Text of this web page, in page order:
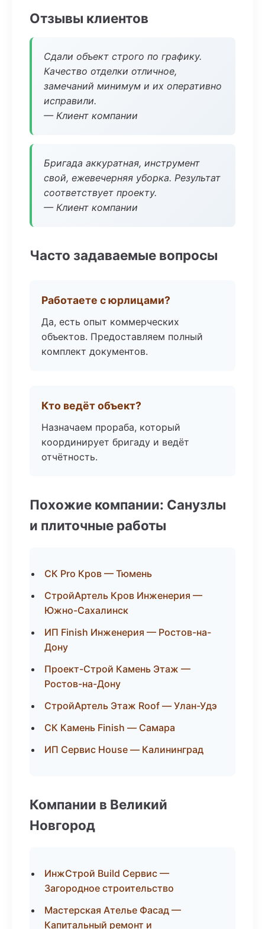
Отзывы клиентов
Сдали объект строго по графику.
Качество отделки отличное,
замечаний минимум и их оперативно
исправили.
— Клиент компании
Бригада аккуратная, инструмент
свой, ежевечерняя уборка. Результат
соответствует проекту.
— Клиент компании
Часто задаваемые вопросы
Работаете с юрлицами?
Да, есть опыт коммерческих
объектов. Предоставляем полный
комплект документов.
Кто ведёт объект?
Назначаем прораба, который
координирует бригаду и ведёт
отчётность.
Похожие компании: Санузлы
и плиточные работы
СК Pro Кров — Тюмень
СтройАртель Кров Инженерия —
Южно-Сахалинск
ИП Finish Инженерия — Ростов-на-
Дону
Проект-Строй Камень Этаж —
Ростов-на-Дону
СтройАртель Этаж Roof — Улан-Удэ
СК Камень Finish — Самара
ИП Сервис House — Калининград
Компании в Великий
Новгород
ИнжСтрой Build Сервис —
Загородное строительство
Мастерская Ателье Фасад —
Капитальный ремонт и